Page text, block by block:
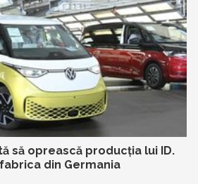
să oprească producția lui ID.
din Germania